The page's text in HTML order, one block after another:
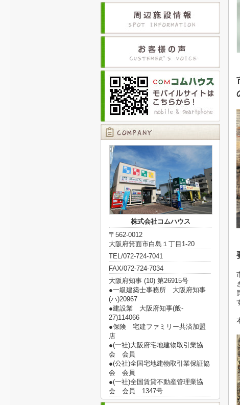
株式会社コムハウス
〒562-0012
大阪府箕面市白島１丁目1-20
TEL/072-724-7041
FAX/072-724-7034
大阪府知事 (10) 第26915号
●一級建築士事務所 大阪府知事
(ハ)20967
●建設業 大阪府知事(般‐
27)114066
●保険 宅建ファミリー共済加盟
店
●(一社)大阪府宅地建物取引業協
会 会員
●(公社)全国宅地建物取引業保証協
会 会員
●(一社)全国賃貸不動産管理業協
会 会員 1347号